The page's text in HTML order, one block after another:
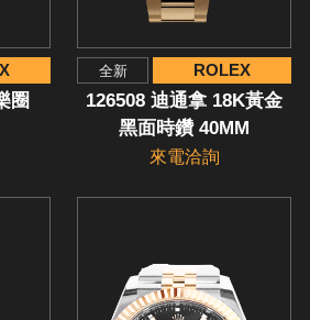
圈
全新 ROLEX
126508 迪通拿 18K黃金
黑面時鑽 40MM
來電洽詢